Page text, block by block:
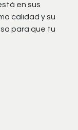
en sus
calidad y su
para que tu